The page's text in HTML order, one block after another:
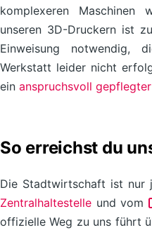
komplexeren Maschinen
unseren 3D-Druckern ist
Einweisung notwendig,
Werkstatt leider nicht
ein anspruchsvoll
So erreichst du
Die Stadtwirtschaft ist nur
Zentralhaltestelle und vom
offizielle Weg zu uns führt